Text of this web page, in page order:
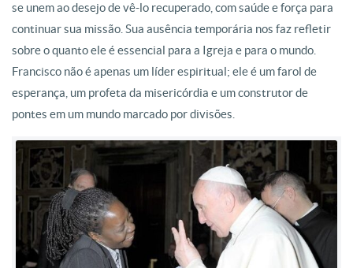
se unem ao desejo de vê-lo recuperado, com saúde e força para
continuar sua missão. Sua ausência temporária nos faz refletir
sobre o quanto ele é essencial para a Igreja e para o mundo.
Francisco não é apenas um líder espiritual; ele é um farol de
esperança, um profeta da misericórdia e um construtor de
pontes em um mundo marcado por divisões.